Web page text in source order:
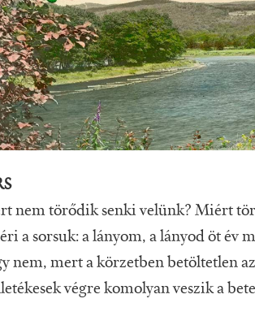
nem törődik senki velünk? Miért
a sorsuk: a lányom, a lányod öt év
nem, mert a körzetben betöltetlen
végre komolyan veszik a